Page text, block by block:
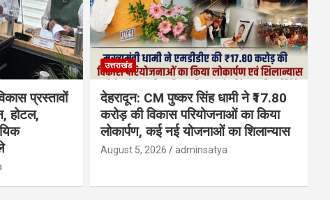
प्रस्तावों
होटल,
उत्तराखंड
देहरादून: CM पुष्कर सिंह धामी ने ₹17.80
करोड़ की विकास परियोजनाओं का किया
लोकार्पण, कई नई योजनाओं का शिलान्यास
August 5, 2026 adminsatya